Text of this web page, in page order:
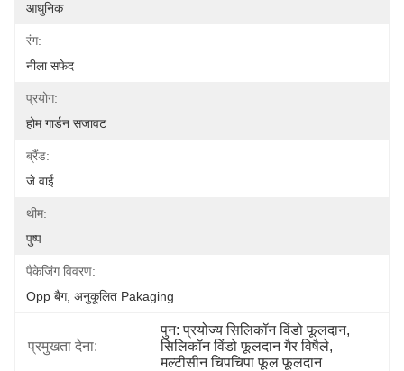
आधुनिक
रंग:
नीला सफेद
प्रयोग:
होम गार्डन सजावट
ब्रैंड:
जे वाई
थीम:
पुष्प
पैकेजिंग विवरण:
Opp बैग, अनुकूलित Pakaging
प्रमुखता देना:
पुन: प्रयोज्य सिलिकॉन विंडो फूलदान,
सिलिकॉन विंडो फूलदान गैर विषैले,
मल्टीसीन चिपचिपा फूल फूलदान